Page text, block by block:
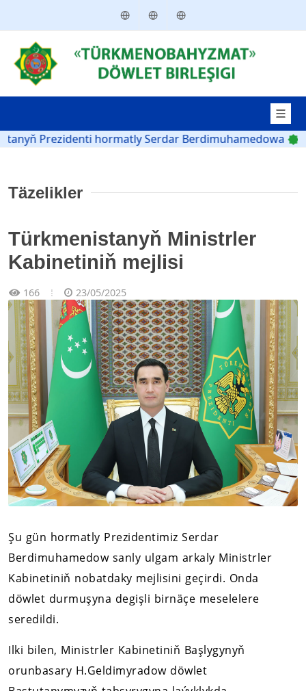
Türkmençe
English
hormatly Serdar Berdimuhamedowa
Täzelikler
Türkmenistanyň Ministrler
Kabinetiniň mejlisi
166 23/05/2025
Şu gün hormatly Prezidentimiz Serdar
Berdimuhamedow sanly ulgam arkaly Ministrler
Kabinetiniň nobatdaky mejlisini geçirdi. Onda
döwlet durmuşyna degişli birnäçe meselelere
seredildi.
Ilki bilen, Ministrler Kabinetiniň Başlygynyň
orunbasary H.Geldimyradow döwlet